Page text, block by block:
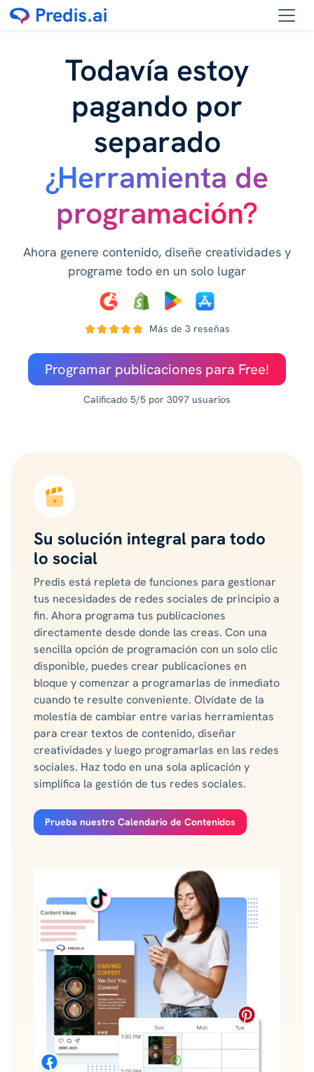
Todavía estoy
pagando por
separado
¿Herramienta de
programación?
Ahora genere contenido, diseñe creatividades y
programe todo en un solo lugar
Más de 3 reseñas
Programar publicaciones para Free!
Calificado 5/5 por 3097 usuarios
Su solución integral para todo
lo social
Predis está repleta de funciones para gestionar
tus necesidades de redes sociales de principio a
fin. Ahora programa tus publicaciones
directamente desde donde las creas. Con una
sencilla opción de programación con un solo clic
disponible, puedes crear publicaciones en
bloque y comenzar a programarlas de inmediato
cuando te resulte conveniente. Olvídate de la
molestia de cambiar entre varias herramientas
para crear textos de contenido, diseñar
creatividades y luego programarlas en las redes
sociales. Haz todo en una sola aplicación y
simplifica la gestión de tus redes sociales.
Prueba nuestro Calendario de Contenidos